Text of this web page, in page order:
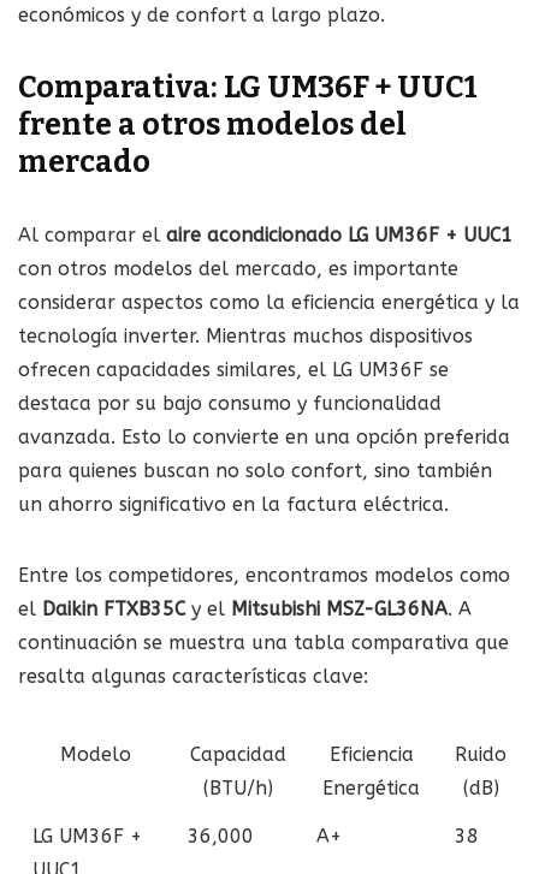
económicos y de confort a largo plazo.
Comparativa: LG UM36F + UUC1
frente a otros modelos del
mercado
Al comparar el aire acondicionado LG UM36F + UUC1
con otros modelos del mercado, es importante
considerar aspectos como la eficiencia energética y la
tecnología inverter. Mientras muchos dispositivos
ofrecen capacidades similares, el LG UM36F se
destaca por su bajo consumo y funcionalidad
avanzada. Esto lo convierte en una opción preferida
para quienes buscan no solo confort, sino también
un ahorro significativo en la factura eléctrica.
Entre los competidores, encontramos modelos como
el Daikin FTXB35Cy el Mitsubishi MSZ-GL36NA. A
continuación se muestra una tabla comparativa que
resalta algunas características clave:
Modelo
Capacidad
(BTU/h)
Eficiencia
Energética
Ruido
(dB)
LG UM36F +
36,000 A+ 38